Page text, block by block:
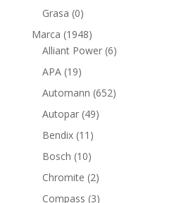
Grasa 00
productos
Marca 19481948
productos
Alliant Power 66
APA 1919
productos
Automann 652652
Autopar 4949
Bendix 11 11
productos
Bosch 1010
productos
Chromite 22
productos
Compass 33